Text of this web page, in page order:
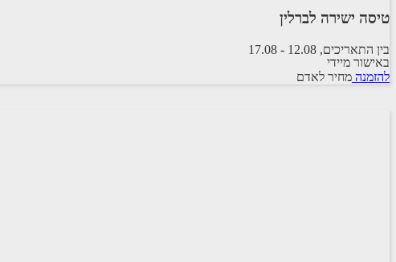
טיסה ישירה לברלין
בין התאריכים, -
17.08
טיסה סדירה
ישראייר
באישור מיידי
להזמנה מחיר לאדם